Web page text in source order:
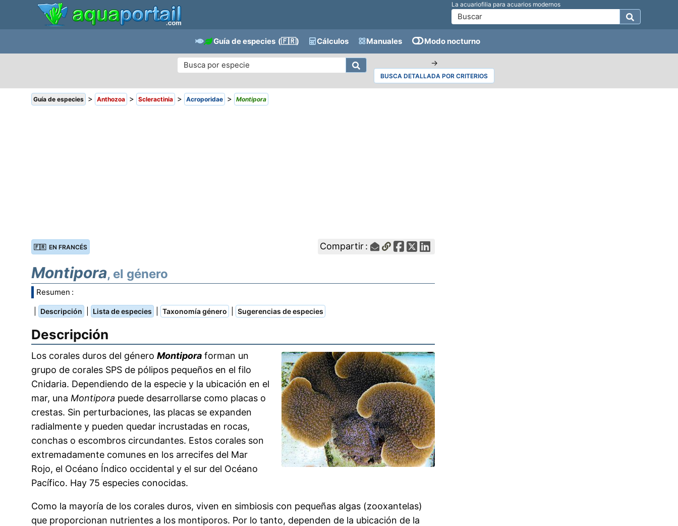
La acuariofilia para acuarios modernos
Guía de especies (🇫🇷) Cálculos Manuales Modo nocturno
→
BUSCA DETALLADA POR CRITERIOS
Guía de especies > Anthozoa > Scleractinia > Acroporidae > Montipora
🇫🇷 EN FRANCÉS Compartir :
Montipora, el género
Resumen :
Descripción Lista de especies Taxonomía género Sugerencias de especies
Descripción
Los corales duros del género Montipora forman un
grupo de corales SPS de pólipos pequeños en el filo
Cnidaria. Dependiendo de la especie y la ubicación en el
mar, una Montipora puede desarrollarse como placas o
crestas. Sin perturbaciones, las placas se expanden
radialmente y pueden quedar incrustadas en rocas,
conchas o escombros circundantes. Estos corales son
extremadamente comunes en los arrecifes del Mar
Rojo, el Océano Índico occidental y el sur del Océano
Pacífico. Hay 75 especies conocidas.
Como la mayoría de los corales duros, viven en simbiosis con pequeñas algas (zooxantelas)
que proporcionan nutrientes a los montiporos. Por lo tanto, dependen de la ubicación de la